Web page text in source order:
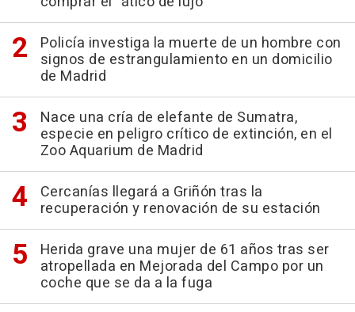
Policía investiga la muerte de un hombre con
signos de estrangulamiento en un domicilio
de Madrid
Nace una cría de elefante de Sumatra,
especie en peligro crítico de extinción, en el
Zoo Aquarium de Madrid
Cercanías llegará a Griñón tras la
recuperación y renovación de su estación
Herida grave una mujer de 61 años tras ser
atropellada en Mejorada del Campo por un
coche que se da a la fuga